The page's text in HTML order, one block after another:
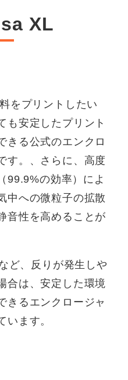
XL
をプリントしたい
も安定したプリント
きる公式のエンクロ
す。、さらに、高度
99.9%の効率）によ
中への微粒子の拡散
音性を高めることが
ど、反りが発生しや
合は、安定した環境
きるエンクロージャ
います。